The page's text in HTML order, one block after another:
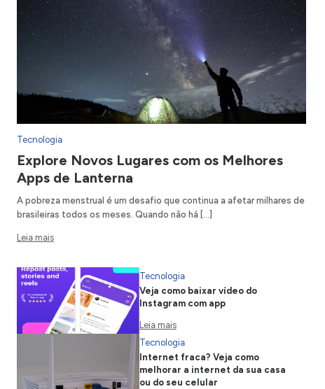
Tecnologia
Explore Novos Lugares com os Melhores
Apps de Lanterna
A pobreza menstrual é um desafio que continua a afetar milhares de
brasileiras todos os meses. Quando não há […]
Leia mais
Tecnologia
Veja como baixar vídeo do
Instagram com app
Leia mais
Tecnologia
Internet fraca? Veja como
melhorar a internet da sua casa
ou do seu celular